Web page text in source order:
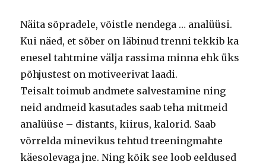
Näita sõpradele, võistle nendega … analüüsi.
Kui näed, et sõber on läbinud trenni tekkib ka
enesel tahtmine välja rassima minna ehk üks
põhjustest on motiveerivat laadi.
Teisalt toimub andmete salvestamine ning
neid andmeid kasutades saab teha mitmeid
analüüse – distants, kiirus, kalorid. Saab
võrrelda minevikus tehtud treeningmahte
käesolevaga jne. Ning kõik see loob eeldused